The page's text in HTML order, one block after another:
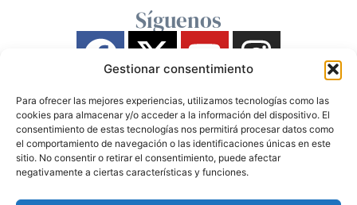
Gestionar consentimiento
Para ofrecer las mejores experiencias, utilizamos tecnologías como las
cookies para almacenar y/o acceder a la información del dispositivo. El
consentimiento de estas tecnologías nos permitirá procesar datos como
el comportamiento de navegación o las identificaciones únicas en este
sitio. No consentir o retirar el consentimiento, puede afectar
negativamente a ciertas características y funciones.
Síguenos